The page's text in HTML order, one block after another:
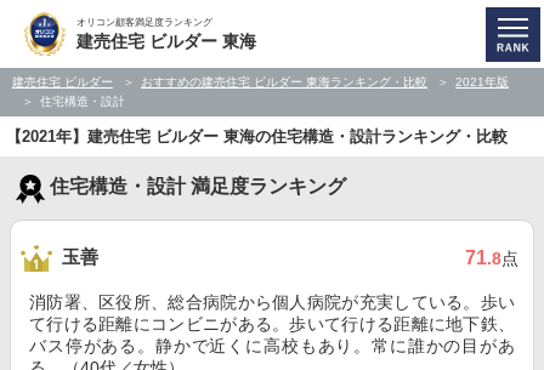
オリコン顧客満足度ランキング
建売住宅 ビルダー 東海
建売住宅 ビルダー おすすめの建売住宅 ビルダー 東海ランキング・比較
2021年版
住宅構造・設計
【2021年】建売住宅 ビルダー 東海の住宅構造・設計ランキング・比較
住宅構造・設計 満足度ランキング
玉善 71.8点
消防署、区役所、総合病院から個人病院が充実している。歩い
て行ける距離にコンビニがある。歩いて行ける距離に地下鉄、
バス停がある。静かで近くに高校もあり。常に誰かの目があ